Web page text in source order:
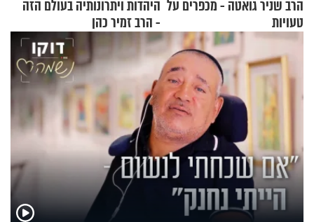
הרב שניר גואטה - מכפרים על
טעויות
היהדות ויתרונותיה בעולם הזה
- הרב זמיר כהן